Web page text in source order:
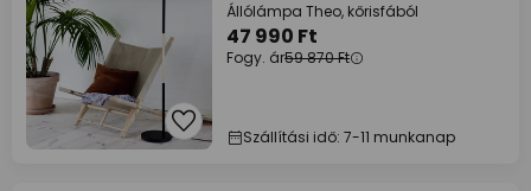
Állólámpa Theo, kőrisfából
47 990 Ft
Fogy. ár59 870 Ft
Szállítási idő: 7-11 munkanap